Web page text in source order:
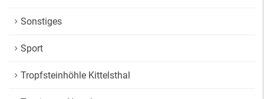
Sonstiges
Sport
Tropfsteinhöhle Kittelsthal